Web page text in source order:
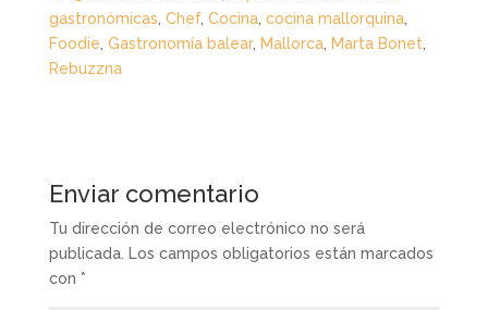
gastronómicas, Chef, Cocina, cocina mallorquina,
Foodie, Gastronomía balear, Mallorca, Marta Bonet,
Rebuzzna
Enviar comentario
Tu dirección de correo electrónico no será
publicada. Los campos obligatorios están marcados
con *